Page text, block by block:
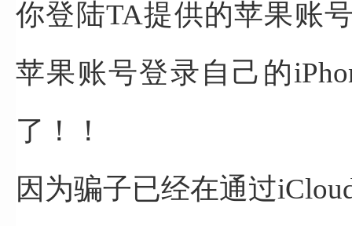
你登陆TA提供的苹果账
苹果账号登录自己的
了！！
因为骗子已经在通过